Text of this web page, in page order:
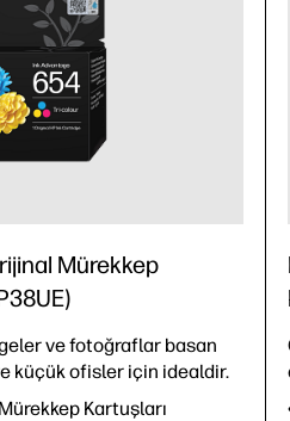
Mürekkep
ve fotoğraflar basan
küçük ofisler için idealdir.
Kartuşları